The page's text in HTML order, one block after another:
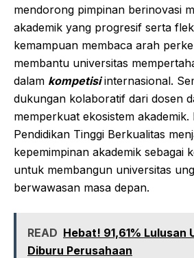
mendorong pimpinan berinovasi
akademik yang progresif serta
kemampuan membaca arah
membantu universitas
dalam kompetisiinternasional.
dukungan kolaboratif dari dosen
memperkuat ekosistem akademik.
Pendidikan Tinggi Berkualitas
kepemimpinan akademik sebagai
untuk membangun universitas
berwawasan masa depan.
READ Hebat! 91,61% Lulusan
Diburu Perusahaan